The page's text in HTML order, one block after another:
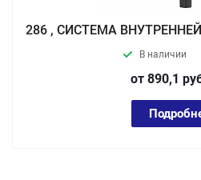
286 , СИСТЕМА
В наличии
от 890,1